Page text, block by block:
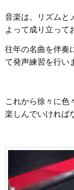
音楽は、リズムと
よって成り立って
往年の名曲を伴奏
て発声練習を行い
これから徐々に色
楽しんでいければ